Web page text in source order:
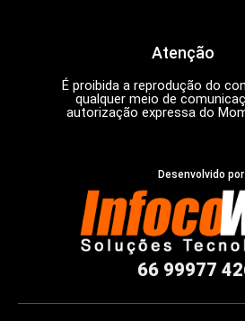
Atenção
É proibida a reprodução do
qualquer meio de
autorização expressa do
Desenvolvido por
66 99977